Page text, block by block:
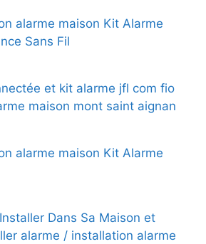
alarme maison Kit Alarme
Sans Fil
et kit alarme jfl com fio
maison mont saint aignan
alarme maison Kit Alarme
Dans Sa Maison et
alarme / installation alarme